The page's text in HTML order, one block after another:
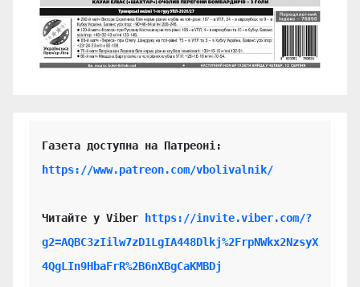
https://www.patreon.com/vbolivalnik/
Читайте у Viber
https://invite.viber.com/?
g2=AQBC3zIilw7zD1LgIA448Dlkj%2FrpNWkx2NzsyX
4QgLIn9HbaFrR%2B6nXBgCaKMBDj